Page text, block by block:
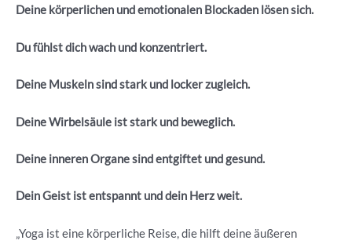
Deine körperlichen und emotionalen Blockaden lösen sich.
Du fühlst dich wach und konzentriert.
Deine Muskeln sind stark und locker zugleich.
Deine Wirbelsäule ist stark und beweglich.
Deine inneren Organe sind entgiftet und gesund.
Dein Geist ist entspannt und dein Herz weit.
„Yoga ist eine körperliche Reise, die hilft deine äußeren